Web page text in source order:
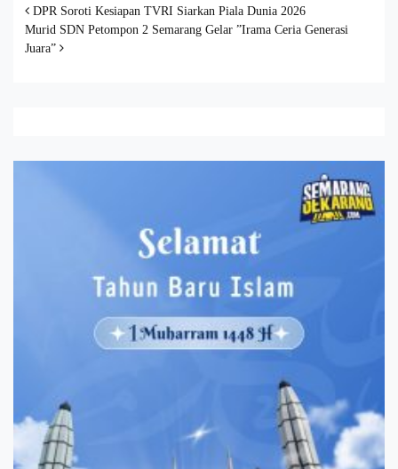
Post navigation
DPR Soroti Kesiapan TVRI Siarkan Piala Dunia 2026
Murid SDN Petompon 2 Semarang Gelar ”Irama Ceria Generasi
Juara”